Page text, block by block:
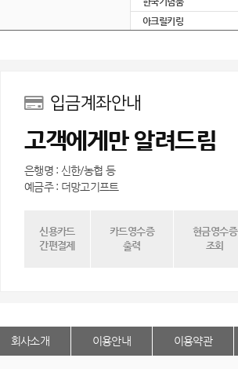
아크릴키링
입금계좌안내
고객에게만 알려드림
은행명 : 신한/농협 등
예금주 : 더망고기프트
신용카드
간편결제
카드영수증
출력
현금영수증
조회
회사소개 이용안내 이용약관